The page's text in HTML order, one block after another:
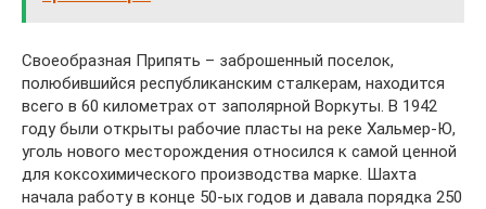
Своеобразная Припять – заброшенный поселок,
полюбившийся республиканским сталкерам, находится
всего в 60 километрах от заполярной Воркуты. В 1942
году были открыты рабочие пласты на реке Хальмер-Ю,
уголь нового месторождения относился к самой ценной
для коксохимического производства марке. Шахта
начала работу в конце 50-ых годов и давала порядка 250